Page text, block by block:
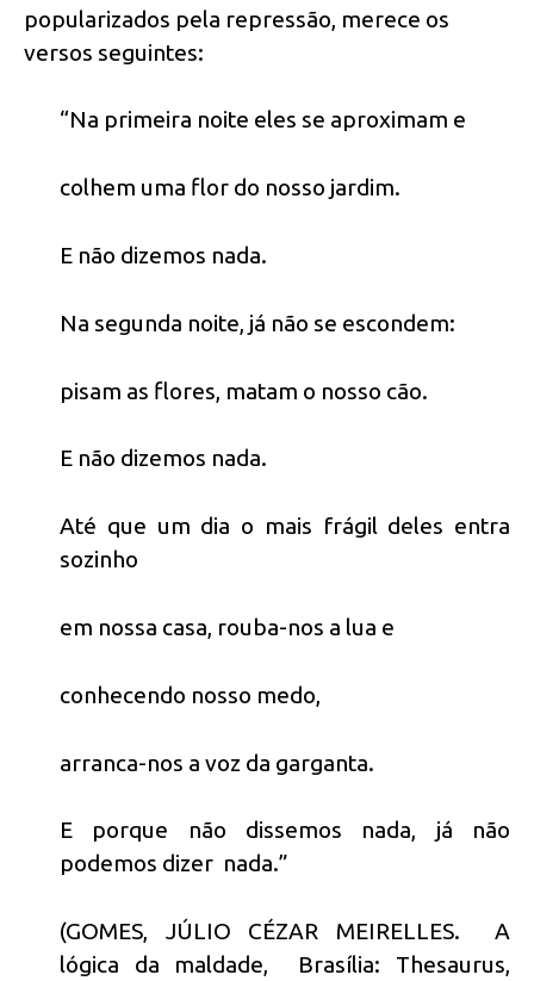
popularizados pela repressão, merece os
versos seguintes:
“Na primeira noite eles se aproximam e
colhem uma flor do nosso jardim.
E não dizemos nada.
Na segunda noite, já não se escondem:
pisam as flores, matam o nosso cão.
E não dizemos nada.
Até que um dia o mais frágil deles entra
sozinho
em nossa casa, rouba-nos a lua e
conhecendo nosso medo,
arranca-nos a voz da garganta.
E porque não dissemos nada, já não
podemos dizer nada.”
(GOMES, JÚLIO CÉZAR MEIRELLES. A
lógica da maldade, Brasília: Thesaurus,